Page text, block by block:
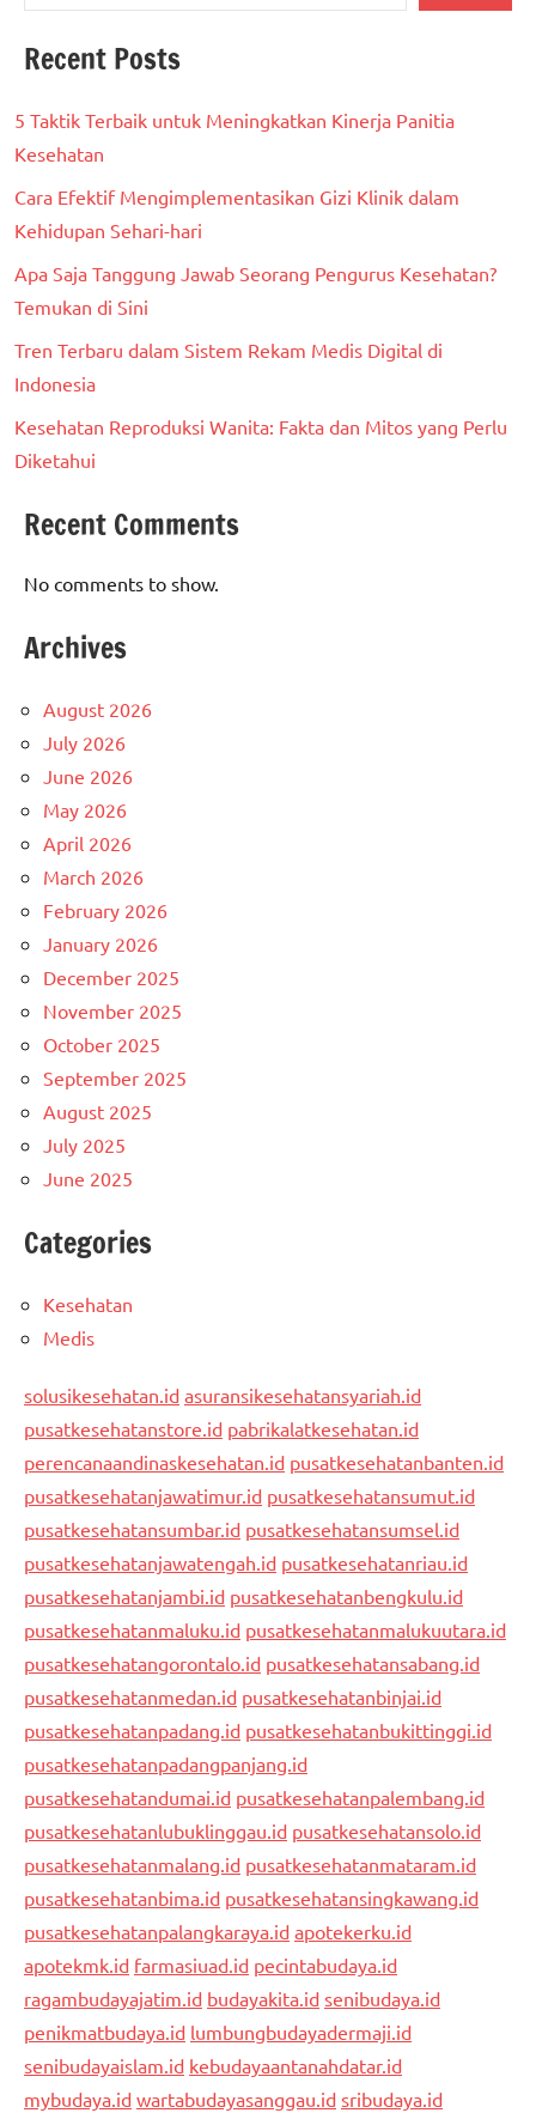
Recent Posts
5 Taktik Terbaik untuk Meningkatkan Kinerja Panitia
Kesehatan
Cara Efektif Mengimplementasikan Gizi Klinik dalam
Kehidupan Sehari-hari
Apa Saja Tanggung Jawab Seorang Pengurus Kesehatan?
Temukan di Sini
Tren Terbaru dalam Sistem Rekam Medis Digital di
Indonesia
Kesehatan Reproduksi Wanita: Fakta dan Mitos yang Perlu
Diketahui
Recent Comments
No comments to show.
Archives
August 2026
July 2026
June 2026
May 2026
April 2026
March 2026
February 2026
January 2026
December 2025
November 2025
October 2025
September 2025
August 2025
July 2025
June 2025
Categories
Kesehatan
Medis
solusikesehatan.id asuransikesehatansyariah.id
pusatkesehatanstore.id pabrikalatkesehatan.id
perencanaandinaskesehatan.id pusatkesehatanbanten.id
pusatkesehatanjawatimur.id pusatkesehatansumut.id
pusatkesehatansumbar.id pusatkesehatansumsel.id
pusatkesehatanjawatengah.id pusatkesehatanriau.id
pusatkesehatanjambi.id pusatkesehatanbengkulu.id
pusatkesehatanmaluku.id pusatkesehatanmalukuutara.id
pusatkesehatangorontalo.id pusatkesehatansabang.id
pusatkesehatanmedan.id pusatkesehatanbinjai.id
pusatkesehatanpadang.id pusatkesehatanbukittinggi.id
pusatkesehatanpadangpanjang.id
pusatkesehatandumai.id pusatkesehatanpalembang.id
pusatkesehatanlubuklinggau.id pusatkesehatansolo.id
pusatkesehatanmalang.id pusatkesehatanmataram.id
pusatkesehatanbima.id pusatkesehatansingkawang.id
pusatkesehatanpalangkaraya.id apotekerku.id
apotekmk.id farmasiuad.id pecintabudaya.id
ragambudayajatim.id budayakita.id senibudaya.id
penikmatbudaya.id lumbungbudayadermaji.id
senibudayaislam.id kebudayaantanahdatar.id
mybudaya.id wartabudayasanggau.id sribudaya.id